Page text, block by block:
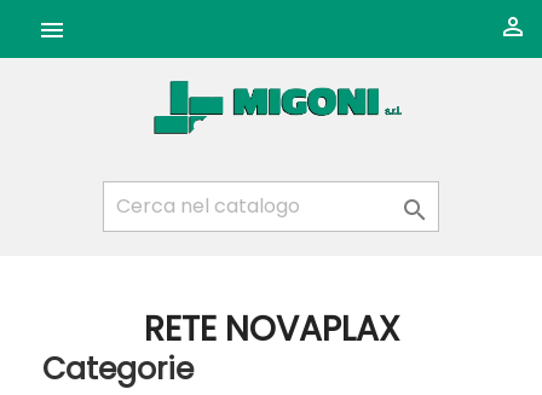
 

RETE NOVAPLAX
Categorie